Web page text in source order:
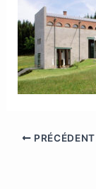
PRÉCÉDENT